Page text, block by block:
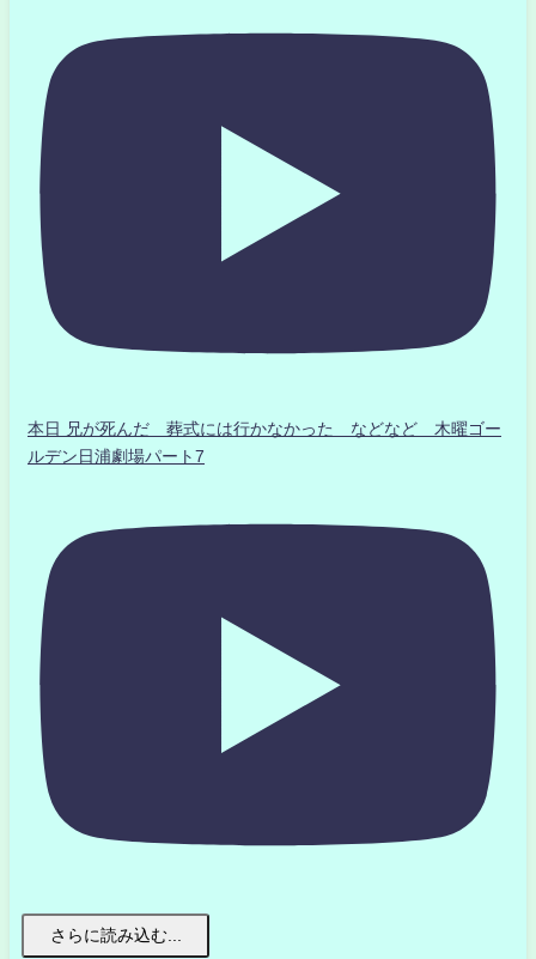
本日 兄が死んだ 葬式には行かなかった などなど 木曜ゴー
ルデン日浦劇場パート7
さらに読み込む...